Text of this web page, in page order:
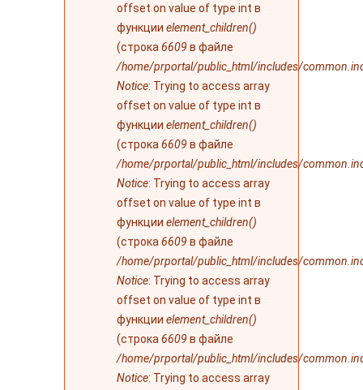
offset on value of type int в
функции element_children()
(строка 6609 в файле
/home/prportal/public_html/includes/
Notice: Trying to access array
offset on value of type int в
функции element_children()
(строка 6609 в файле
/home/prportal/public_html/includes/
Notice: Trying to access array
offset on value of type int в
функции element_children()
(строка 6609 в файле
/home/prportal/public_html/includes/
Notice: Trying to access array
offset on value of type int в
функции element_children()
(строка 6609 в файле
/home/prportal/public_html/includes/
Notice: Trying to access array